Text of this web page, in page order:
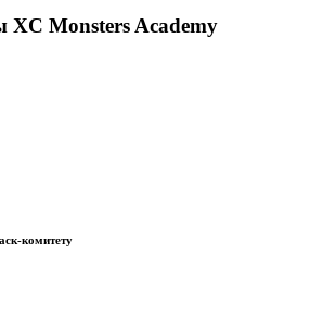
XC Monsters Academy
комитету